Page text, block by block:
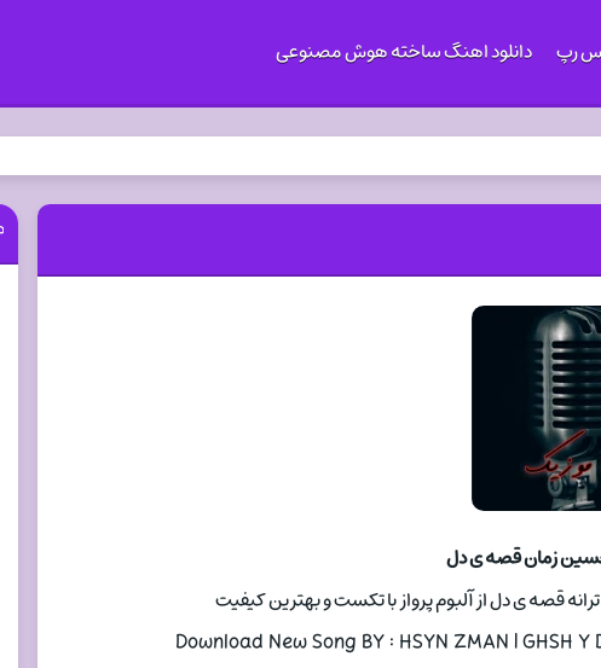
رپ دانلود اهنگ ساخته هوش مصنوعی
زمان قصه ی دل
قصه ی دل از آلبوم پرواز با تکست و بهترین کیفیت
Download New Song BY : HSYN ZMAN | GHSH